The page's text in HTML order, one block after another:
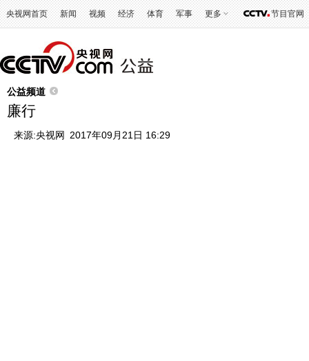
央视网首页 新闻 视频 经济 体育 军事 更多 节目官网
公益频道
廉行
来源:央视网 2017年09月21日 16:29